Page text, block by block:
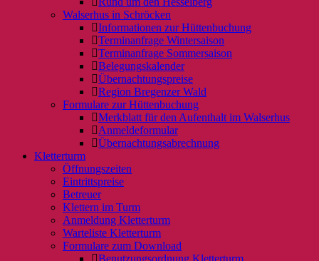
Walserhus in Schröcken
Informationen zur Hüttenbuchung
Terminanfrage Wintersaison
Terminanfrage Sommersaison
Belegungskalender
Übernachtungspreise
Region Bregenzer Wald
Formulare zur Hüttenbuchung
Merkblatt für den Aufenthalt im Walserhus
Anmeldeformular
Übernachtungsabrechnung
Kletterturm
Öffnungszeiten
Eintrittspreise
Betreuer
Klettern im Turm
Anmeldung Kletterturm
Warteliste Kletterturm
Formulare zum Download
Benutzungsordnung Kletterturm